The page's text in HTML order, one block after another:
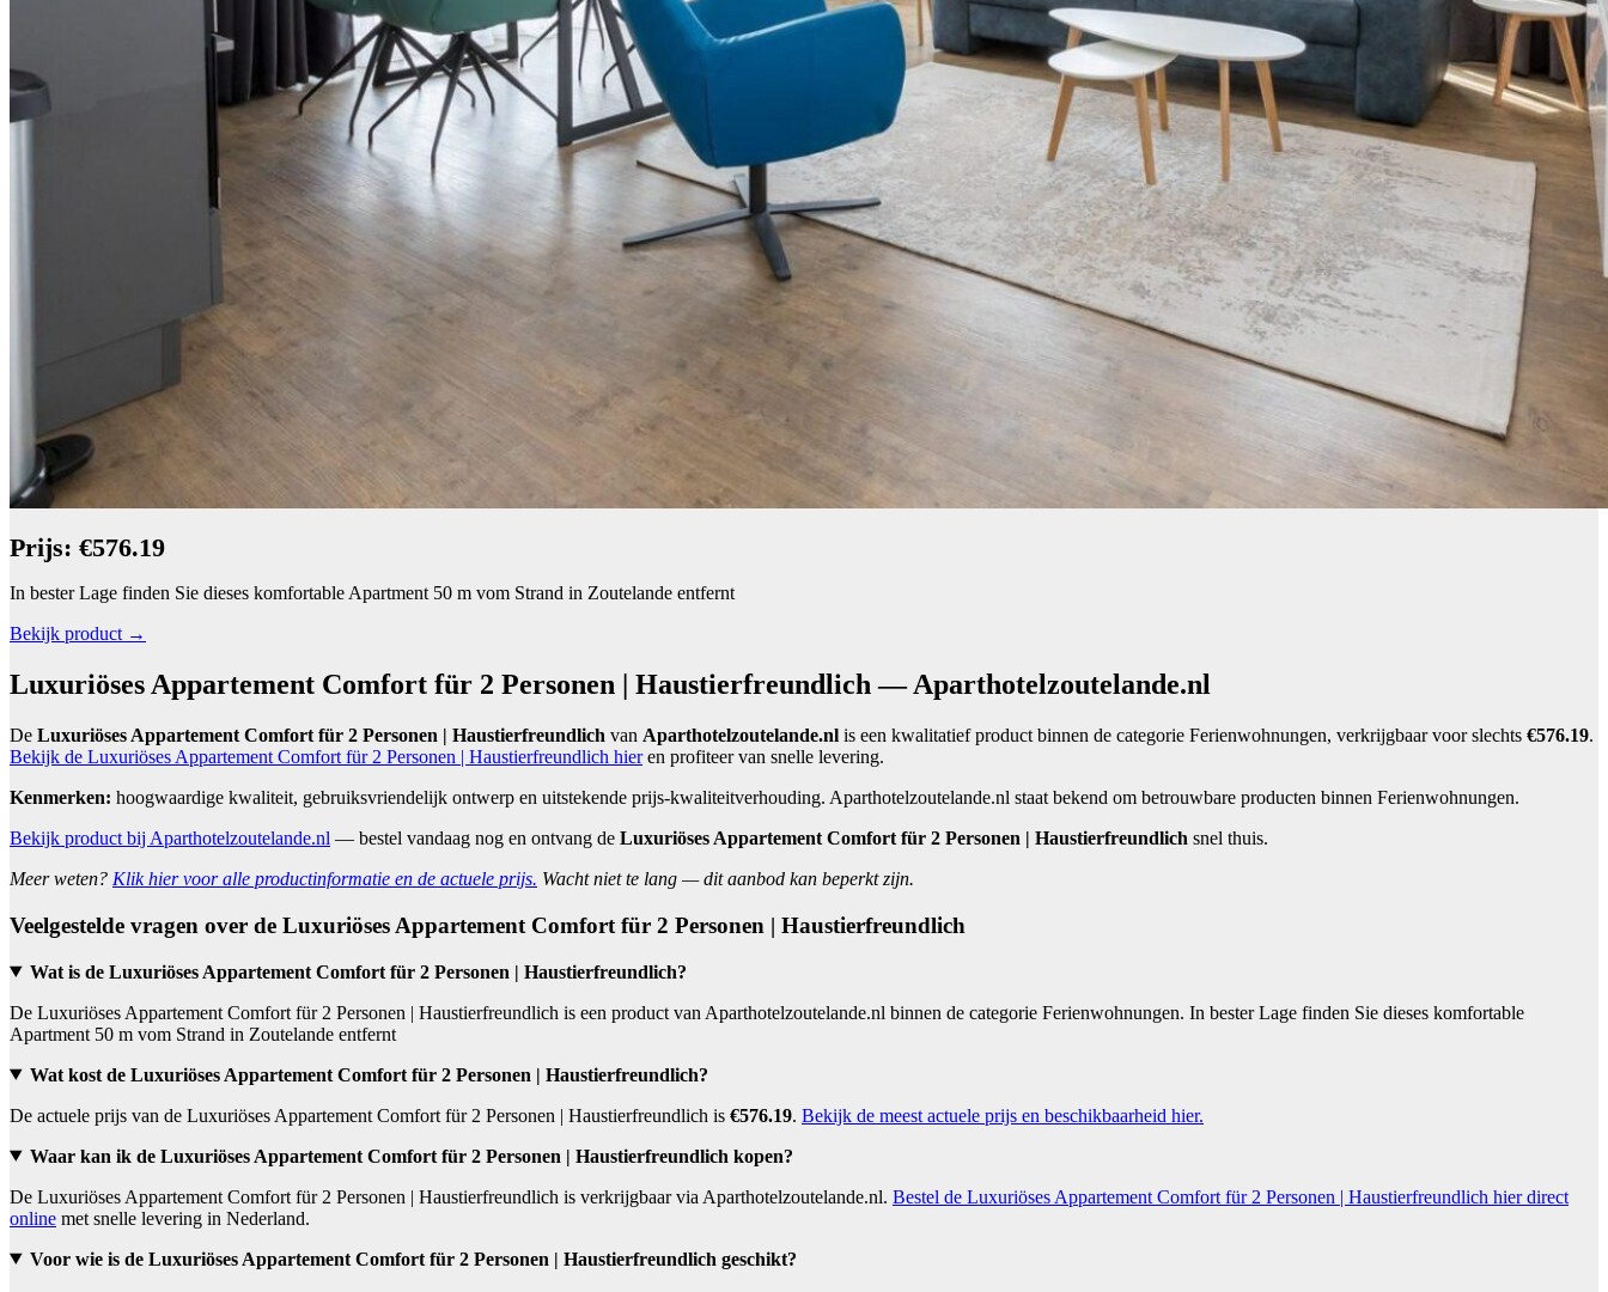
Prijs: €576.19
In bester Lage finden Sie dieses komfortable Apartment 50 m vom Strand in Zoutelande entfernt
Bekijk product →
Luxuriöses Appartement Comfort für 2 Personen | Haustierfreundlich — Aparthotelzoutelande.nl
De Luxuriöses Appartement Comfort für 2 Personen | Haustierfreundlich van Aparthotelzoutelande.nl is een kwalitatief product binnen de categorie Ferienwohnungen, verkrijgbaar voor slechts €576.19.
Bekijk de Luxuriöses Appartement Comfort für 2 Personen | Haustierfreundlich hieren profiteer van snelle levering.
Kenmerken: hoogwaardige kwaliteit, gebruiksvriendelijk ontwerp en uitstekende prijs-kwaliteitverhouding. Aparthotelzoutelande.nl staat bekend om betrouwbare producten binnen Ferienwohnungen.
Bekijk product bij Aparthotelzoutelande.nl — bestel vandaag nog en ontvang de Luxuriöses Appartement Comfort für 2 Personen | Haustierfreundlich snel thuis.
Meer weten? Klik hier voor alle productinformatie en de actuele prijs. Wacht niet te lang — dit aanbod kan beperkt zijn.
Veelgestelde vragen over de Luxuriöses Appartement Comfort für 2 Personen | Haustierfreundlich
Wat is de Luxuriöses Appartement Comfort für 2 Personen | Haustierfreundlich?
De Luxuriöses Appartement Comfort für 2 Personen | Haustierfreundlich is een product van Aparthotelzoutelande.nl binnen de categorie Ferienwohnungen. In bester Lage finden Sie dieses komfortable
Apartment 50 m vom Strand in Zoutelande entfernt
Wat kost de Luxuriöses Appartement Comfort für 2 Personen | Haustierfreundlich?
De actuele prijs van de Luxuriöses Appartement Comfort für 2 Personen | Haustierfreundlich is €576.19. Bekijk de meest actuele prijs en beschikbaarheid hier.
Waar kan ik de Luxuriöses Appartement Comfort für 2 Personen | Haustierfreundlich kopen?
De Luxuriöses Appartement Comfort für 2 Personen | Haustierfreundlich is verkrijgbaar via Aparthotelzoutelande.nl. Bestel de Luxuriöses Appartement Comfort für 2 Personen | Haustierfreundlich hier direct
online met snelle levering in Nederland.
Voor wie is de Luxuriöses Appartement Comfort für 2 Personen | Haustierfreundlich geschikt?